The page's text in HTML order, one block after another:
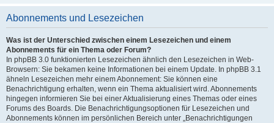
Abonnements und Lesezeichen
Was ist der Unterschied zwischen einem Lesezeichen und einem
Abonnements für ein Thema oder Forum?
In phpBB 3.0 funktionierten Lesezeichen ähnlich den Lesezeichen in Web-
Browsern: Sie bekamen keine Informationen bei einem Update. In phpBB 3.1
ähneln Lesezeichen mehr einem Abonnement: Sie können eine
Benachrichtigung erhalten, wenn ein Thema aktualisiert wird. Abonnements
hingegen informieren Sie bei einer Aktualisierung eines Themas oder eines
Forums des Boards. Die Benachrichtigungsoptionen für Lesezeichen und
Abonnements können im persönlichen Bereich unter „Benachrichtigungen